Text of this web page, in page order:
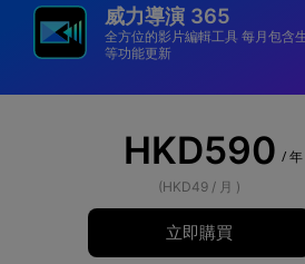
威力導演 365
全方位的影片編輯工具 每月包含
等功能更新
HKD590 / 年
(HKD49 / 月 )
立即購買